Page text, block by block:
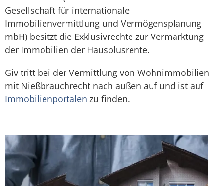
Gesellschaft für internationale
Immobilienvermittlung und Vermögensplanung
mbH) besitzt die Exklusivrechte zur Vermarktung
der Immobilien der Hausplusrente.
Giv tritt bei der Vermittlung von Wohnimmobilien
mit Nießbrauchrecht nach außen auf und ist auf
Immobilienportalen zu finden.